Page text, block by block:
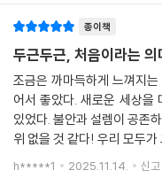
아이들만 두렵고 걱정하는 게
티미의 가방에서 뛰쳐나온
그제야 아이들은 저마다 불
것을 알게 된다. 선생님 또한
하여 아무리 어른이나 선생
가질 수 있다는 것을 알게
종이책
두근두근, 처음이라는 의
조금은 까마득하게 느껴지
어서 좋았다. 새로운 세상을
있었다. 불안과 설렘이 공존
위 없을 것 같다! 우리 모두
h*****1 2025.11.14. 신고